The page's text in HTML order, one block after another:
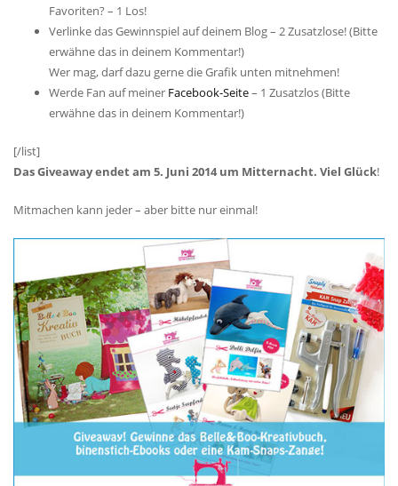
Favoriten? – 1 Los!
Verlinke das Gewinnspiel auf deinem Blog – 2 Zusatzlose! (Bitte
erwähne das in deinem Kommentar!)
Wer mag, darf dazu gerne die Grafik unten mitnehmen!
Werde Fan auf meiner Facebook-Seite– 1 Zusatzlos (Bitte
erwähne das in deinem Kommentar!)
[/list]
Das Giveaway endet am 5. Juni 2014 um Mitternacht. Viel Glück!
Mitmachen kann jeder – aber bitte nur einmal!